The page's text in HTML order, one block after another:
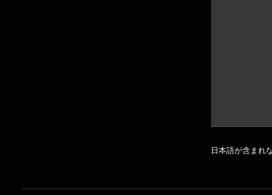
日本語が含まれ